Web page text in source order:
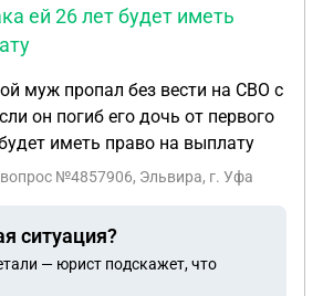
ей 26 лет будет иметь
муж пропал без вести на СВО с
он погиб его дочь от первого
иметь право на выплату
вопрос №4857906, Эльвира, г. Уфа
ситуация?
— юрист подскажет, что